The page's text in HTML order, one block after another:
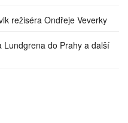
režiséra Ondřeje Veverky
Lundgrena do Prahy a další